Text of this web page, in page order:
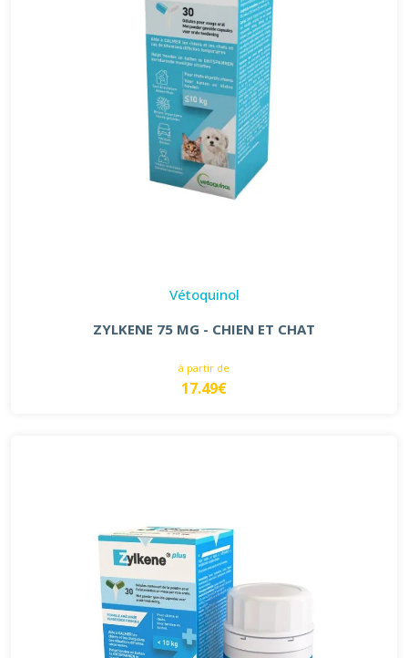
Vétoquinol
ZYLKENE 75 MG - CHIEN ET CHAT
à partir de
17.49€